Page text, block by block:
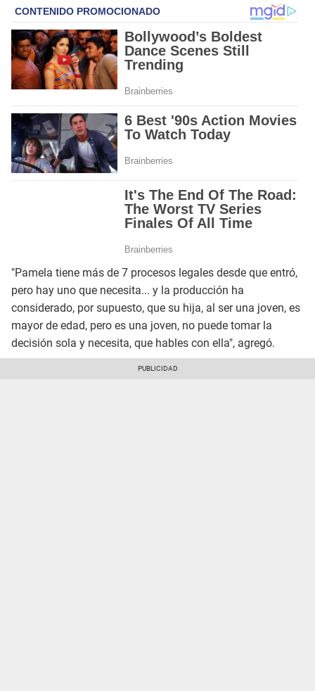
"Pamela tiene más de 7 procesos legales desde que entró,
pero hay uno que necesita... y la producción ha
considerado, por supuesto, que su hija, al ser una joven, es
mayor de edad, pero es una joven, no puede tomar la
decisión sola y necesita, que hables con ella", agregó.